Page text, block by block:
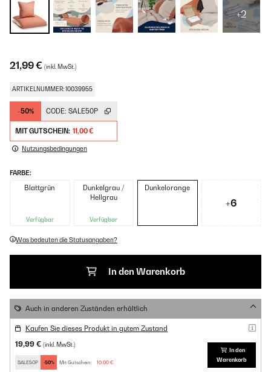
+2
21,99 € (inkl. MwSt.)
ARTIKELNUMMER: 10039955
-50% CODE: SALE50P
MIT GUTSCHEIN: 11,00 €
Nutzungsbedingungen
FARBE:
Blattgrün
Verfügbar
Dunkelgrau /
Hellgrau
Verfügbar
Dunkelorange
+6
Was bedeuten die Statusangaben?
In den Warenkorb
Auch in anderen Zuständen erhältlich
Kaufen Sie dieses Produkt in gutem Zustand
19,99 € (inkl. MwSt.)
SALE50P -50% Mit Gutschein: 10,00 €
In den
Warenkorb